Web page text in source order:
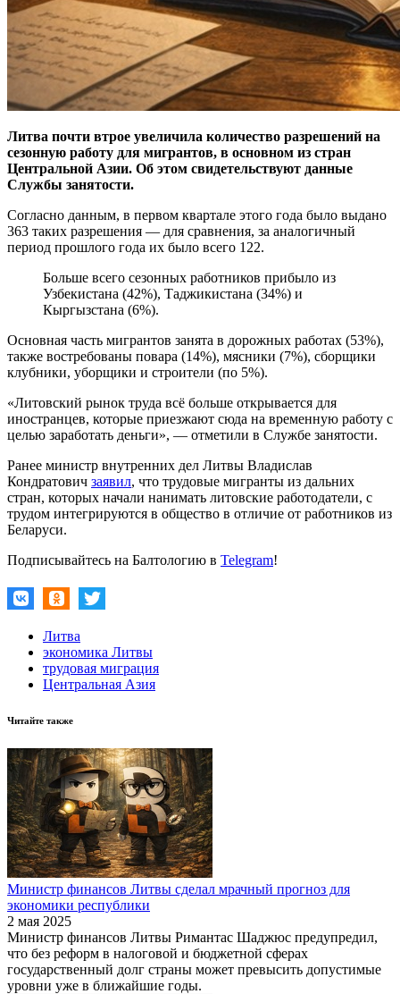
Литва почти втрое увеличила количество разрешений на
сезонную работу для мигрантов, в основном из стран
Центральной Азии. Об этом свидетельствуют данные
Службы занятости.
Согласно данным, в первом квартале этого года было выдано
363 таких разрешения — для сравнения, за аналогичный
период прошлого года их было всего 122.
Больше всего сезонных работников прибыло из
Узбекистана (42%), Таджикистана (34%) и
Кыргызстана (6%).
Основная часть мигрантов занята в дорожных работах (53%),
также востребованы повара (14%), мясники (7%), сборщики
клубники, уборщики и строители (по 5%).
«Литовский рынок труда всё больше открывается для
иностранцев, которые приезжают сюда на временную работу с
целью заработать деньги», — отметили в Службе занятости.
Ранее министр внутренних дел Литвы Владислав
Кондратович заявил, что трудовые мигранты из дальних
стран, которых начали нанимать литовские работодатели, с
трудом интегрируются в общество в отличие от работников из
Беларуси.
Подписывайтесь на Балтологию в Telegram!
Литва
экономика Литвы
трудовая миграция
Центральная Азия
Читайте также
Министр финансов Литвы сделал мрачный прогноз для
экономики республики
2 мая 2025
Министр финансов Литвы Римантас Шаджюс предупредил,
что без реформ в налоговой и бюджетной сферах
государственный долг страны может превысить допустимые
уровни уже в ближайшие годы.